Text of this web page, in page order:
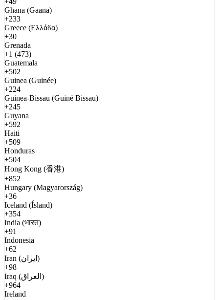
Ghana (Gaana)
+233
Greece (Ελλάδα)
+30
Grenada
+1 (473)
Guatemala
+502
Guinea (Guinée)
+224
Guinea-Bissau (Guiné Bissau)
+245
Guyana
+592
Haiti
+509
Honduras
+504
Hong Kong (香港)
+852
Hungary (Magyarország)
+36
Iceland (Ísland)
+354
India (भारत)
+91
Indonesia
+62
Iran (ایران)
+98
Iraq (العراق)
+964
Ireland